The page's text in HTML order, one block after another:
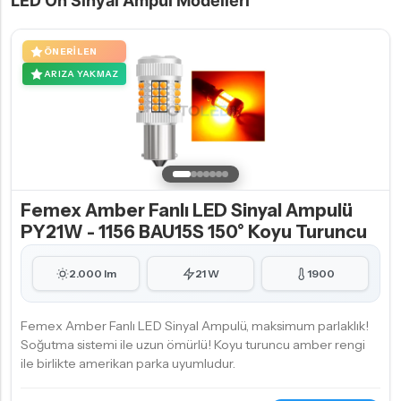
ÖNERILEN
ARIZA YAKMAZ
Femex Amber Fanlı LED Sinyal Ampulü
PY21W - 1156 BAU15S 150° Koyu Turuncu
2.000 lm 21 W 1900
Femex Amber Fanlı LED Sinyal Ampulü, maksimum parlaklık!
Soğutma sistemi ile uzun ömürlü! Koyu turuncu amber rengi
ile birlikte amerikan parka uyumludur.